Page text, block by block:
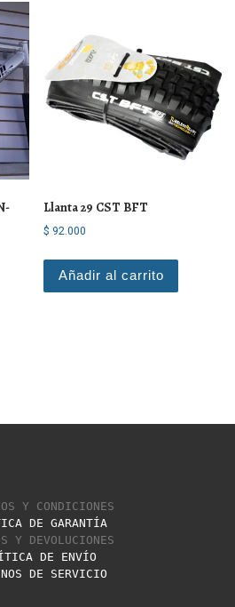
Llanta 29 CST BFT
$ 92.000
Añadir al carrito
Y CONDICIONES
DE GARANTÍA
Y DEVOLUCIONES
DE ENVÍO
DE SERVICIO